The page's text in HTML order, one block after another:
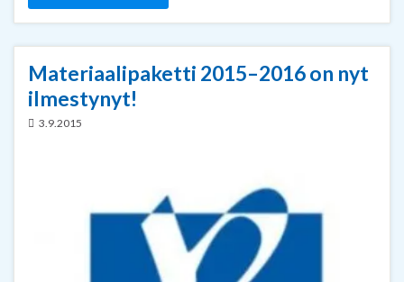
Materiaalipaketti 2015–2016 on nyt
ilmestynyt!
3.9.2015